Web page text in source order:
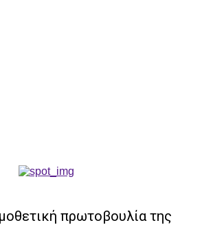
πρωτοβουλία της